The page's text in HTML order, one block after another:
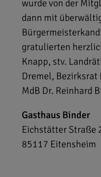
wurde von der
dann mit
gratulierten
Knapp, stv.
Dremel, Bezirksrat
MdB Dr. Reinhard
Gasthaus Binder
Eichstätter Straße
85117 Eitensheim